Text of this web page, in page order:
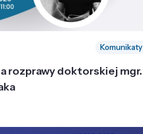
Komunikaty
rozprawy doktorskiej mgr.